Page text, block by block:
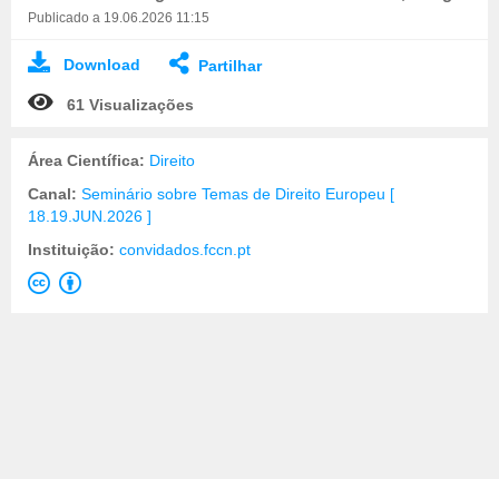
Publicado a 19.06.2026 11:15
Download Partilhar
61 Visualizações
Área Científica: Direito
Canal: Seminário sobre Temas de Direito Europeu [
18.19.JUN.2026 ]
Instituição: convidados.fccn.pt